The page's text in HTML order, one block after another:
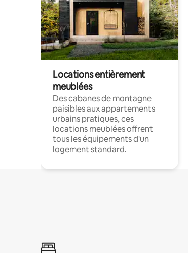
Locations entièrement
meublées
Des cabanes de montagne
paisibles aux appartements
urbains pratiques, ces
locations meublées offrent
tous les équipements d'un
logement standard.